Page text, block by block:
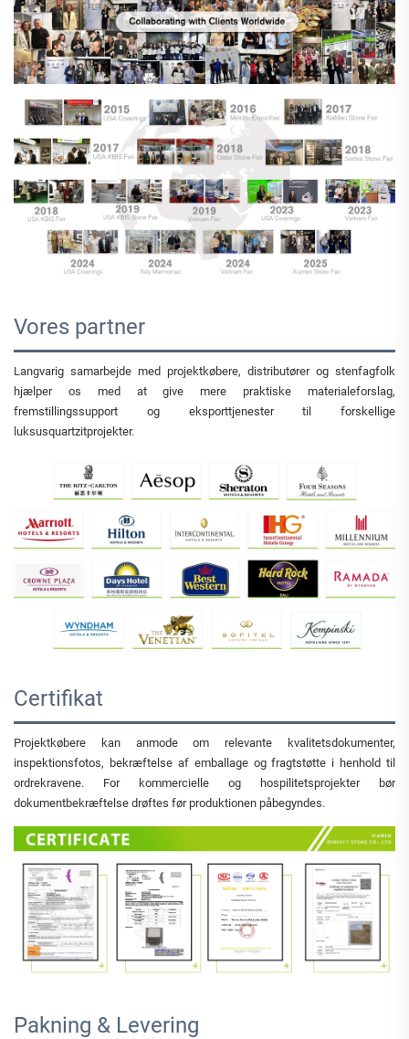
Vores partner
Langvarig samarbejde med projektkøbere, distributører og stenfagfolk
hjælper os med at give mere praktiske materialeforslag,
fremstillingssupport og eksporttjenester til forskellige
luksusquartzitprojekter.
Certifikat
Projektkøbere kan anmode om relevante kvalitetsdokumenter,
inspektionsfotos, bekræftelse af emballage og fragtstøtte i henhold til
ordrekravene. For kommercielle og hospilitetsprojekter bør
dokumentbekræftelse drøftes før produktionen påbegyndes.
Pakning & Levering